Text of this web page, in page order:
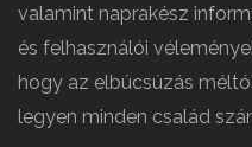
valamint naprakész
és felhasználói
hogy az elbúcsúzás
legyen minden család